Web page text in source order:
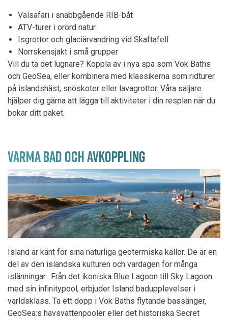
Valsafari i snabbgående RIB-båt
ATV-turer i orörd natur
Isgrottor och glaciärvandring vid Skaftafell
Norrskensjakt i små grupper
Vill du ta det lugnare? Koppla av i nya spa som Vök Baths
och GeoSea, eller kombinera med klassikerna som ridturer
på islandshäst, snöskoter eller lavagrottor. Våra säljare
hjälper dig gärna att lägga till aktiviteter i din resplan när du
bokar ditt paket.
VARMA BAD OCH AVKOPPLING
Island är känt för sina naturliga geotermiska källor. De är en
del av den isländska kulturen och vardagen för många
islänningar. Från det ikoniska Blue Lagoon till Sky Lagoon
med sin infinitypool, erbjuder Island badupplevelser i
världsklass. Ta ett dopp i Vök Baths flytande bassänger,
GeoSea:s havsvattenpooler eller det historiska Secret